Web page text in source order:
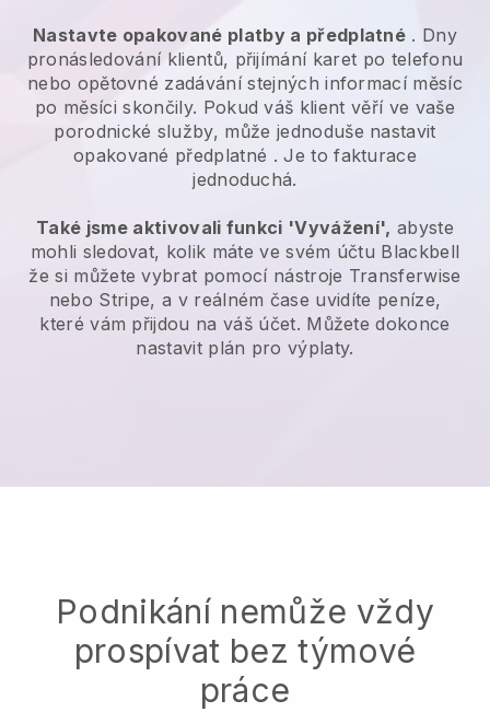
Nastavte opakované platby a předplatné . Dny
pronásledování klientů, přijímání karet po telefonu
nebo opětovné zadávání stejných informací měsíc
po měsíci skončily. Pokud váš klient věří ve vaše
porodnické služby, může jednoduše nastavit
opakované předplatné . Je to fakturace
jednoduchá.
Také jsme aktivovali funkci 'Vyvážení', abyste
mohli sledovat, kolik máte ve svém účtu Blackbell
že si můžete vybrat pomocí nástroje Transferwise
nebo Stripe, a v reálném čase uvidíte peníze,
které vám přijdou na váš účet. Můžete dokonce
nastavit plán pro výplaty.
Podnikání nemůže vždy
prospívat bez týmové
práce